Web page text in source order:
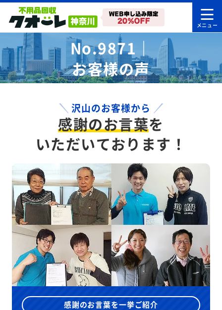
No.9871｜
お客様の声
沢山のお客様から
感謝のお言葉を
いただいております！
感謝のお言葉を一挙ご紹介